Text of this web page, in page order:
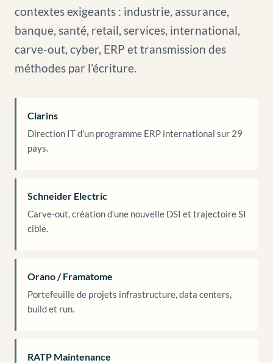
contextes exigeants : industrie, assurance,
banque, santé, retail, services, international,
carve-out, cyber, ERP et transmission des
méthodes par l’écriture.
Clarins
Direction IT d’un programme ERP international sur 29
pays.
Schneider Electric
Carve-out, création d’une nouvelle DSI et trajectoire SI
cible.
Orano / Framatome
Portefeuille de projets infrastructure, data centers,
build et run.
RATP Maintenance